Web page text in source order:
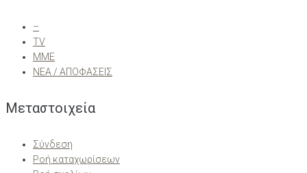
–
TV
ΜΜΕ
ΝΕΑ / ΑΠΟΦΑΣΕΙΣ
Μεταστοιχεία
Σύνδεση
Ροή καταχωρίσεων